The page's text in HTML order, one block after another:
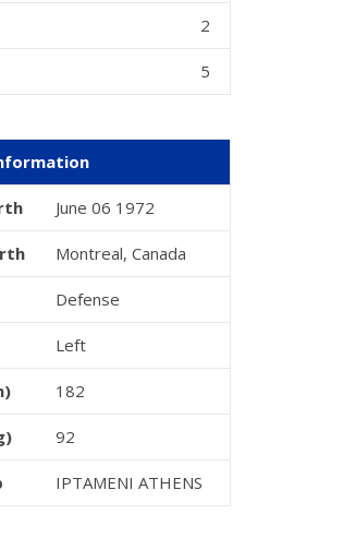
2
5
June 06 1972
Montreal, Canada
Defense
Left
182
92
IPTAMENI ATHENS